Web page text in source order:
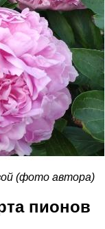
(фото автора)
пионов